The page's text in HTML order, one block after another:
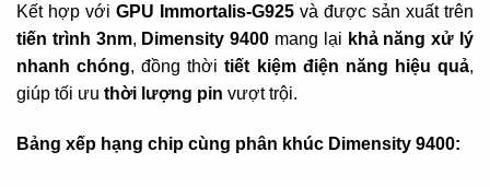
Kết hợp với GPU Immortalis-G925 và được sản xuất trên
tiến trình 3nm, Dimensity 9400 mang lại khả năng xử lý
nhanh chóng, đồng thờitiết kiệm điện năng hiệu quả,
giúp tối ưu thời lượng pin vượt trội.
Bảng xếp hạng chip cùng phân khúc Dimensity 9400: